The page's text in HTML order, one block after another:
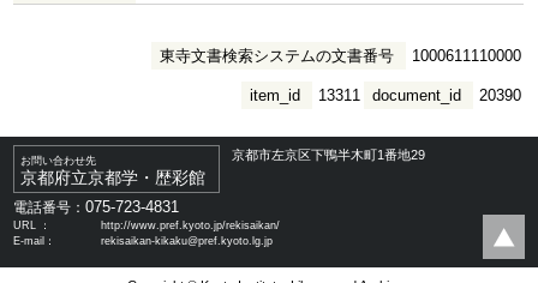
東寺文書検索システムの文書番号 1000611110000
document_id 20390
item_id 13311
お問い合わせ先
京都府立京都学・歴彩館
京都市左京区下鴨半木町1番地29
電話番号：075-723-4831
URL ：
http://www.pref.kyoto.jp/rekisaikan/
E-mail：
rekisaikan-kikaku@pref.kyoto.lg.jp